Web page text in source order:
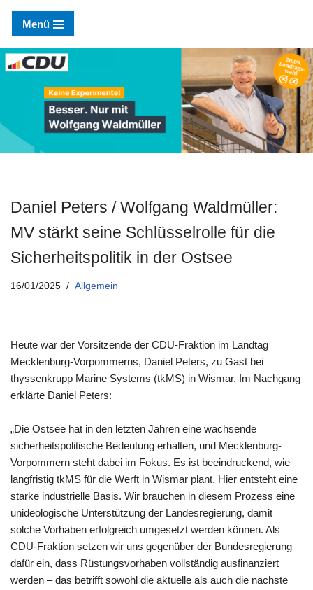
Zum
Inhalt
springen
Menü
Daniel Peters / Wolfgang Waldmüller:
MV stärkt seine Schlüsselrolle für die
Sicherheitspolitik in der Ostsee
16/01/2025 Allgemein
Heute war der Vorsitzende der CDU-Fraktion im Landtag
Mecklenburg-Vorpommerns, Daniel Peters, zu Gast bei
thyssenkrupp Marine Systems (tkMS) in Wismar. Im Nachgang
erklärte Daniel Peters:
„Die Ostsee hat in den letzten Jahren eine wachsende
sicherheitspolitische Bedeutung erhalten, und Mecklenburg-
Vorpommern steht dabei im Fokus. Es ist beeindruckend, wie
langfristig tkMS für die Werft in Wismar plant. Hier entsteht eine
starke industrielle Basis. Wir brauchen in diesem Prozess eine
unideologische Unterstützung der Landesregierung, damit
solche Vorhaben erfolgreich umgesetzt werden können. Als
CDU-Fraktion setzen wir uns gegenüber der Bundesregierung
dafür ein, dass Rüstungsvorhaben vollständig ausfinanziert
werden – das betrifft sowohl die aktuelle als auch die nächste